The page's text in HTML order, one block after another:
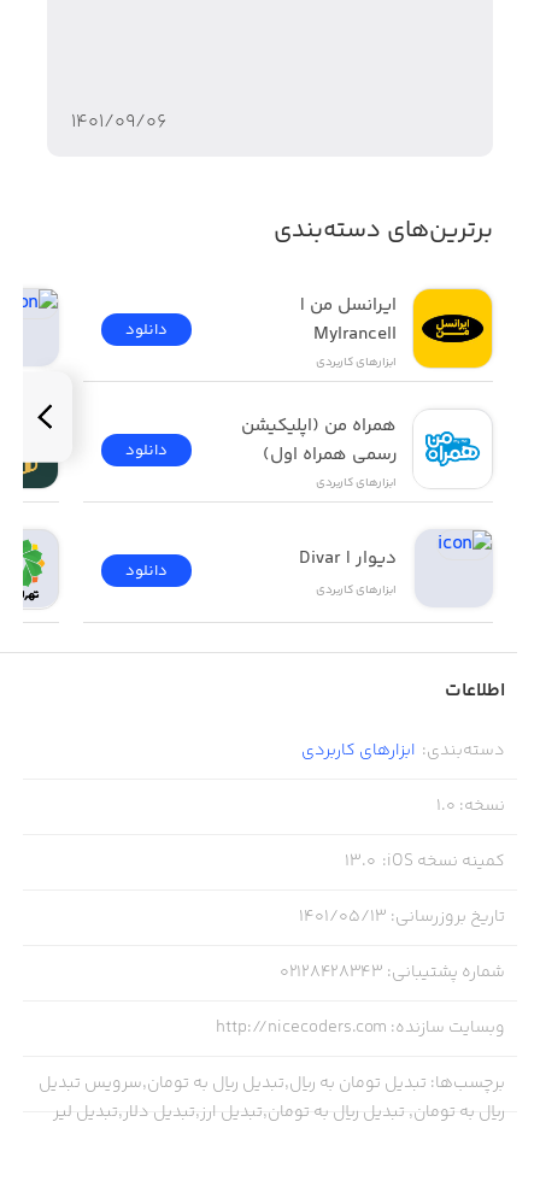
۱۴۰۱/۰۹/۰۶
برترین‌های دسته‌بندی
MyIrancell
ابزار‌های کاربردی
دانلود
رسمی همراه اول)
ابزار‌های کاربردی
دانلود
دیوار | Divar
ابزار‌های کاربردی
دانلود
اطلاعات
دسته‌بندی: ابزار‌های کاربردی
نسخه:
1.0
کمینه نسخه iOS :
13.0
تاریخ بروزرسانی: ۱۴۰۱/۰۵/۱۳
شماره پشتیبانی:
02128428343
وبسایت سازنده:
http://nicecoders.com
برچسب‌ها: تبدیل تومان به ریال,تبدیل ریال به تومان,سرویس تبدیل
ریال به تومان, تبدیل ریال به تومان,تبدیل ارز,تبدیل دلار,تبدیل لیر